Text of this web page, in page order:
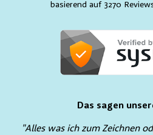
basierend auf 3270
Das sagen
"Alles was ich zum Zeichnen